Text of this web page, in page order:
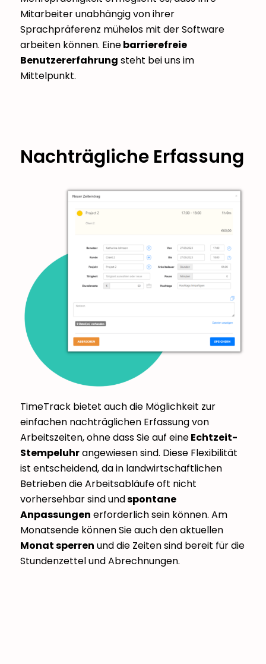
Mitarbeiter unabhängig von ihrer
Sprachpräferenz mühelos mit der Software
arbeiten können. Einebarrierefreie
Benutzererfahrung steht bei uns im
Mittelpunkt.
Nachträgliche Erfassung
TimeTrack bietet auch die Möglichkeit zur
einfachen nachträglichen Erfassung von
Arbeitszeiten, ohne dass Sie auf eineEchtzeit-
Stempeluhrangewiesen sind. Diese Flexibilität
ist entscheidend, da in landwirtschaftlichen
Betrieben die Arbeitsabläufe oft nicht
vorhersehbar sind undspontane
Anpassungen erforderlich sein können. Am
Monatsende können Sie auch den aktuellen
Monat sperren und die Zeiten sind bereit für die
Stundenzettel und Abrechnungen.